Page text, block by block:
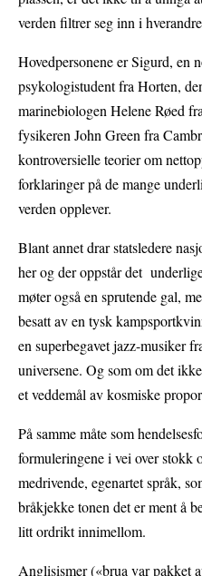
verden filtrer seg inn i
Hovedpersonene er Sigurd, en
psykologistudent fra Horten,
marinebiologen Helene Røed
fysikeren John Green fra
kontroversielle teorier om
forklaringer på de mange
verden opplever.
Blant annet drar statsledere
her og der oppstår det
møter også en sprutende gal,
besatt av en tysk
en superbegavet jazz-musiker
universene. Og som om det
et veddemål av kosmiske
På samme måte som
formuleringene i vei over stokk
medrivende, egenartet språk,
bråkjekke tonen det er ment å
litt ordrikt innimellom.
Anglisismer («brua var pakket